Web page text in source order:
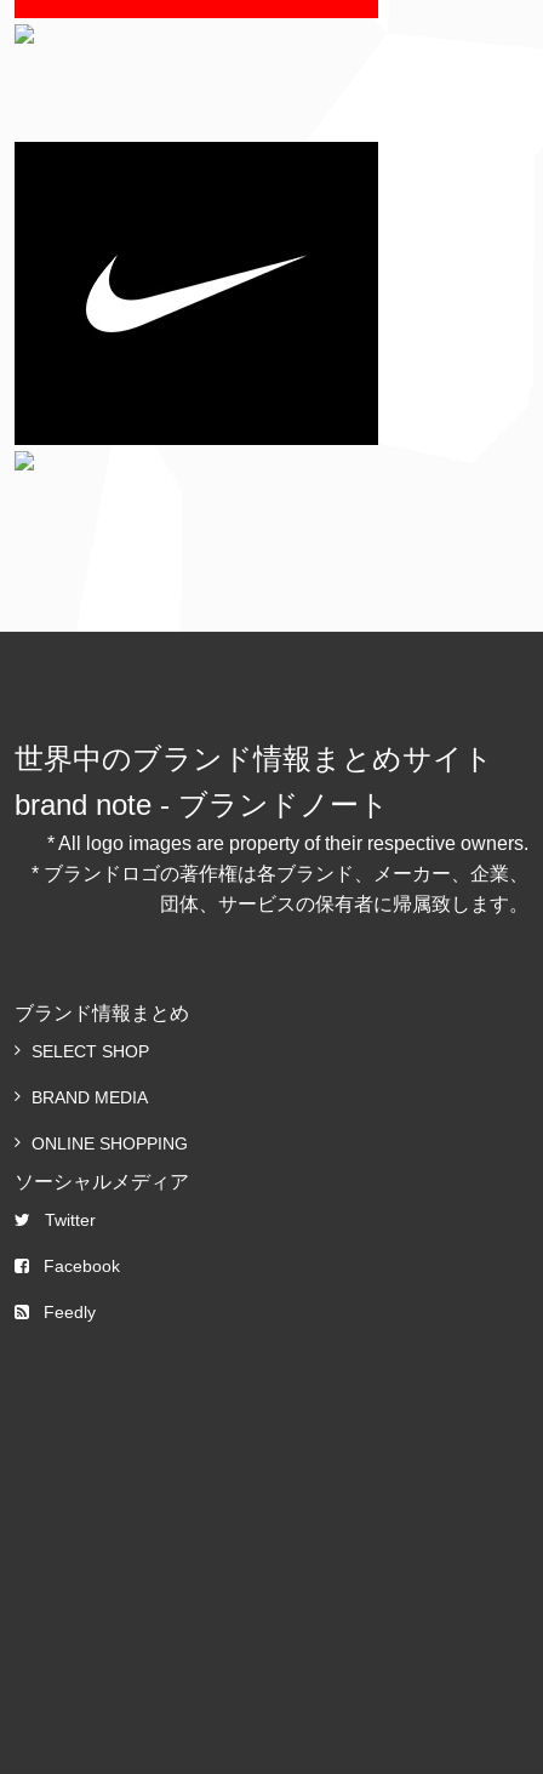
世界中のブランド情報まとめサイト
brand note - ブランドノート
* All logo images are property of their respective owners.
* ブランドロゴの著作権は各ブランド、メーカー、企業、
団体、サービスの保有者に帰属致します。
ブランド情報まとめ
SELECT SHOP
BRAND MEDIA
ONLINE SHOPPING
ソーシャルメディア
Twitter
Facebook
Feedly